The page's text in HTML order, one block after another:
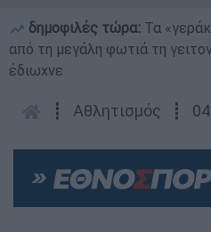
δημοφιλές τώρα: Τα
από τη μεγάλη φωτιά τη
έδιωχνε
┋ Αθλητισμός ┋